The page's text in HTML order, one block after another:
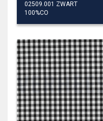
02509.001 ZWART
100%CO